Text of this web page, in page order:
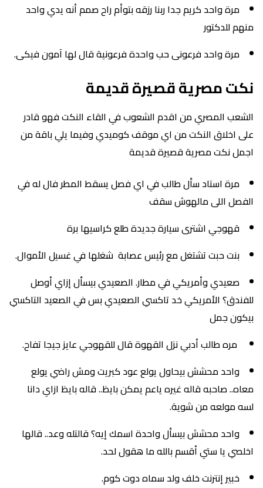
مرة واحد كريم جدا ربنا رزقه بتوأم راح صمم أنه يدي واحد
منهم للدكتور
مرة واحد فرعونى حب واحدة فرعونية قال لها آمون فيكى.
نكت مصرية قصيرة قديمة
الشعب المصري من اقدم الشعوب في القاء النكت فهو قادر
على اخلاق النكت من اي موقف كوميدي وفيما يلي باقة من
اجمل نكت مصرية قصيرة قديمة
مرة استاد سأل طالب في اي فصل يسقط المطر فال له في
الفصل اللى مالهوش سقف
قهوجي اشترى سيارة جديدة طلع كراسيها برة
بنت حبت تشتغل مع رئيس عصابة شغلها في غسيل الأموال.
صعيدي وأمريكي في مطار. الصعيدي بيسأل إزاي أوصل
للفندق؟ الأمريكي خد تاكسي الصعيدي بس في الصعيد التاكسي
بيكون جمل
مره طالب أدبي نزل القهوة قال للقهوجي عايز جيجا تفاح.
واحد محشش بيحاول يولع عود كبريت ومش راضي يولع
معاه.. صاحبه قاله غيره ياعم يمكن بايظ.. قاله بايظ ازاي دانا
لسه مولعه من شوية.
واحد محشش بيسأل واحدة اسمك إيه؟ قالتله وعد.. قالها
اخلصي يا ستي أقسم بالله ما هقول لحد.
خبير إنترنت خلف ولد سماه دوت كوم.